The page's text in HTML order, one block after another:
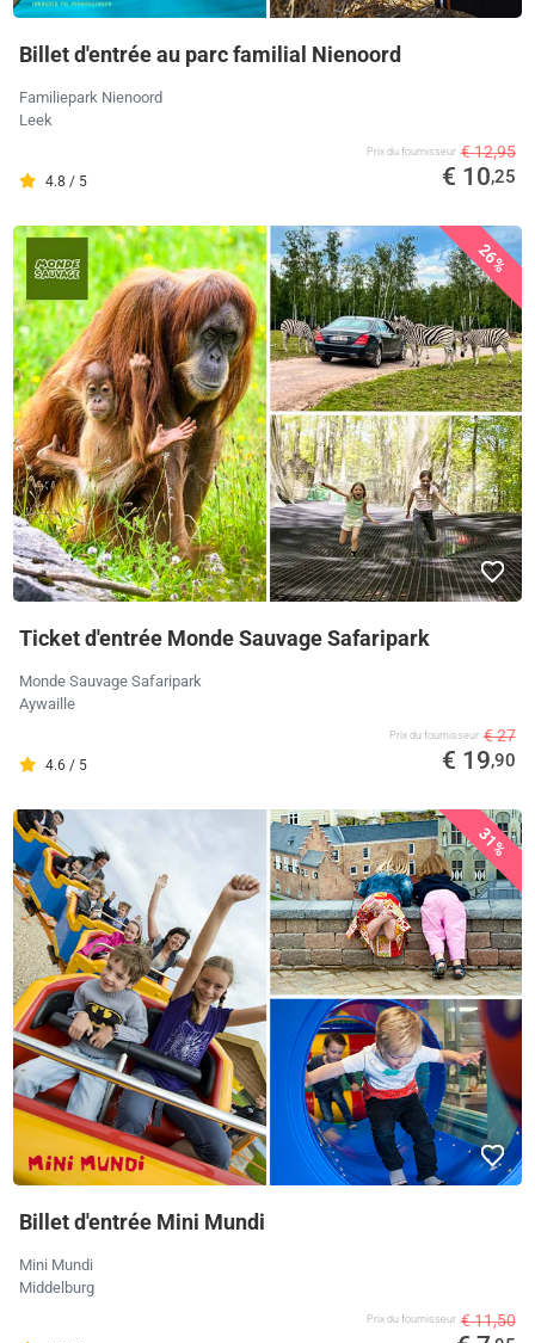
Billet d'entrée au parc familial Nienoord
Familiepark Nienoord
Leek
4.8 / 5
Prix ​​du fournisseur € 12,95
€ 10,25
26%
Ticket d'entrée Monde Sauvage Safaripark
Monde Sauvage Safaripark
Aywaille
4.6 / 5
Prix ​​du fournisseur € 27
€ 19,90
31%
Billet d'entrée Mini Mundi
Mini Mundi
Middelburg
Prix ​​du fournisseur € 11,50